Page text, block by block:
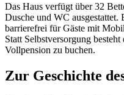
Das Haus verfügt über 32
Dusche und WC ausgestattet.
barrierefrei für Gäste mit
Statt Selbstversorgung
Vollpension zu buchen.
Zur Geschichte